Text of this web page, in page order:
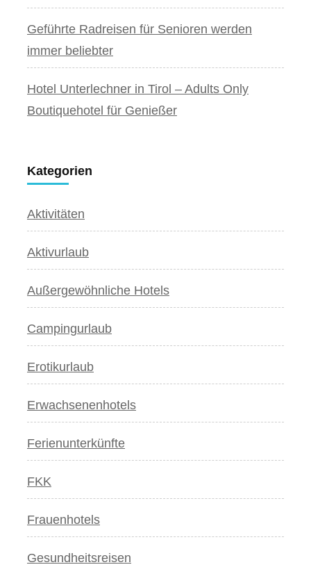
Geführte Radreisen für Senioren werden
immer beliebter
Hotel Unterlechner in Tirol – Adults Only
Boutiquehotel für Genießer
Kategorien
Aktivitäten
Aktivurlaub
Außergewöhnliche Hotels
Campingurlaub
Erotikurlaub
Erwachsenenhotels
Ferienunterkünfte
FKK
Frauenhotels
Gesundheitsreisen